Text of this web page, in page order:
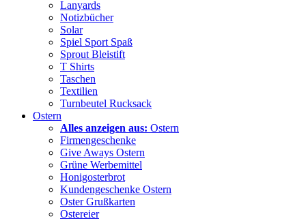
Lanyards
Notizbücher
Solar
Spiel Sport Spaß
Sprout Bleistift
T Shirts
Taschen
Textilien
Turnbeutel Rucksack
Ostern
Alles anzeigen aus: Ostern
Firmengeschenke
Give Aways Ostern
Grüne Werbemittel
Honigosterbrot
Kundengeschenke Ostern
Oster Grußkarten
Ostereier